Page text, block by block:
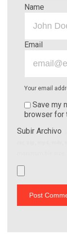
Name
Email
Your email
Save my
browser for
Subir Archivo